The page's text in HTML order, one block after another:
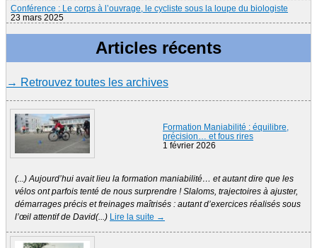
Conférence : Le corps à l’ouvrage, le cycliste sous la loupe du biologiste
23 mars 2025
Articles récents
→ Retrouvez toutes les archives
Formation Maniabilité : équilibre,
précision… et fous rires
1 février 2026
(...) Aujourd’hui avait lieu la formation maniabilité… et autant dire que les
vélos ont parfois tenté de nous surprendre ! Slaloms, trajectoires à ajuster,
démarrages précis et freinages maîtrisés : autant d’exercices réalisés sous
l’œil attentif de David(...) Lire la suite →